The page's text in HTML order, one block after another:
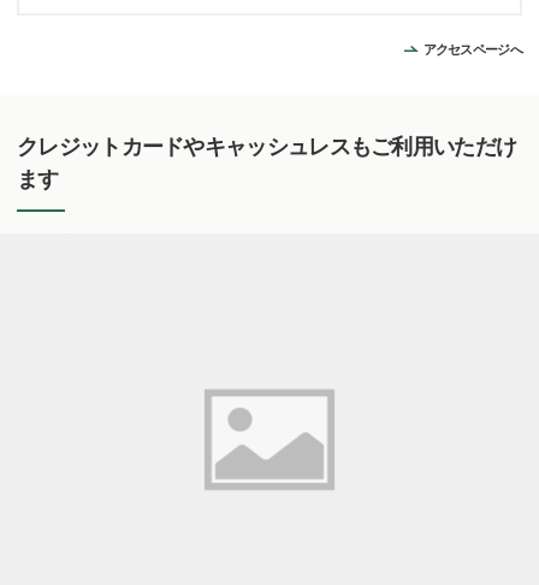
アクセスページへ
クレジットカードやキャッシュレスもご利用いただけ
ます